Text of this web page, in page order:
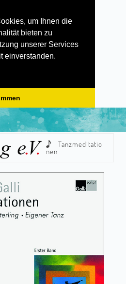
um Ihnen die
bieten zu
unserer Services
einverstanden.
Tanzmeditatio
nen